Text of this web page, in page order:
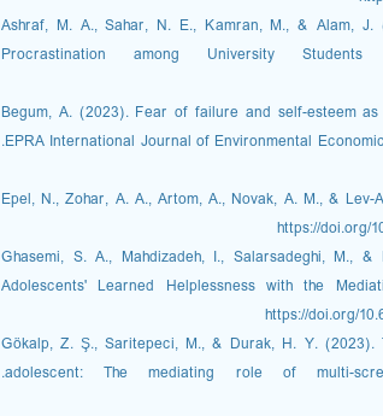
Ashraf, M. A., Sahar, N. E., Kamran, M., & Alam,
Procrastination among University
Begum, A. (2023). Fear of failure and self-esteem
EPRA International Journal of Environmental Economics, Commerce and Educational Management (ECEM), 10(6), 33-38.‏
Epel, N., Zohar, A. A., Artom, A., Novak, A. M., &
Ghasemi, S. A., Mahdizadeh, I., Salarsadeghi,
Adolescents' Learned Helplessness with the
Gökalp, Z. Ş., Saritepeci, M., & Durak, H. Y.
adolescent: The mediating role of multi-screen addiction. Current Psychology, 42(15), 13192-13203.‏